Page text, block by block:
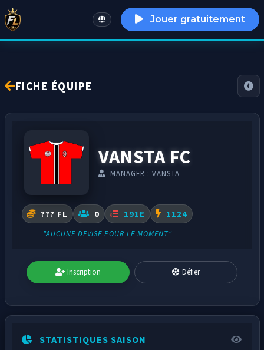
English Jouer gratuitement
FICHE ÉQUIPE
VANSTA FC
MANAGER : VANSTA
??? FL 0 191E 1124
"AUCUNE DEVISE POUR LE MOMENT"
Inscription Défier
STATISTIQUES SAISON